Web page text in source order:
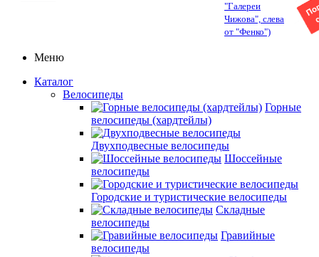
"Галереи
Чижова", слева
от "Фенко")
Меню
Каталог
Велосипеды
Горные
велосипеды (хардтейлы)
Двухподвесные велосипеды
Шоссейные
велосипеды
Городские и туристические велосипеды
Складные
велосипеды
Гравийные
велосипеды